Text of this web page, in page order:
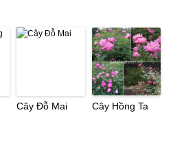
Cây Đỗ Mai Cây Hồng Ta